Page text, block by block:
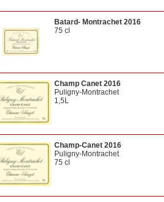
Batard- Montrachet 2016
75 cl
Champ Canet 2016
Puligny-Montrachet
1,5L
Champ-Canet 2016
Puligny-Montrachet
75 cl